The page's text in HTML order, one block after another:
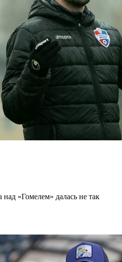
«Гомелем» далась не так